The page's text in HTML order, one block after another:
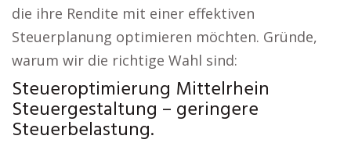
die ihre Rendite mit einer effektiven
Steuerplanung optimieren möchten. Gründe,
warum wir die richtige Wahl sind:
Steueroptimierung Mittelrhein
Steuergestaltung – geringere
Steuerbelastung.